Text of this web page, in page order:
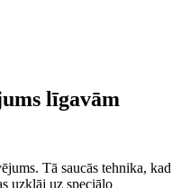
līgavām
Tā saucās tehnika, kad
uzklāj uz speciālo